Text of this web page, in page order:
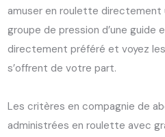
amuser en roulette
groupe de pression d’une guide
directement préféré et voyez
s’offrent de votre part.
Les critères en compagnie de
administrées en roulette avec